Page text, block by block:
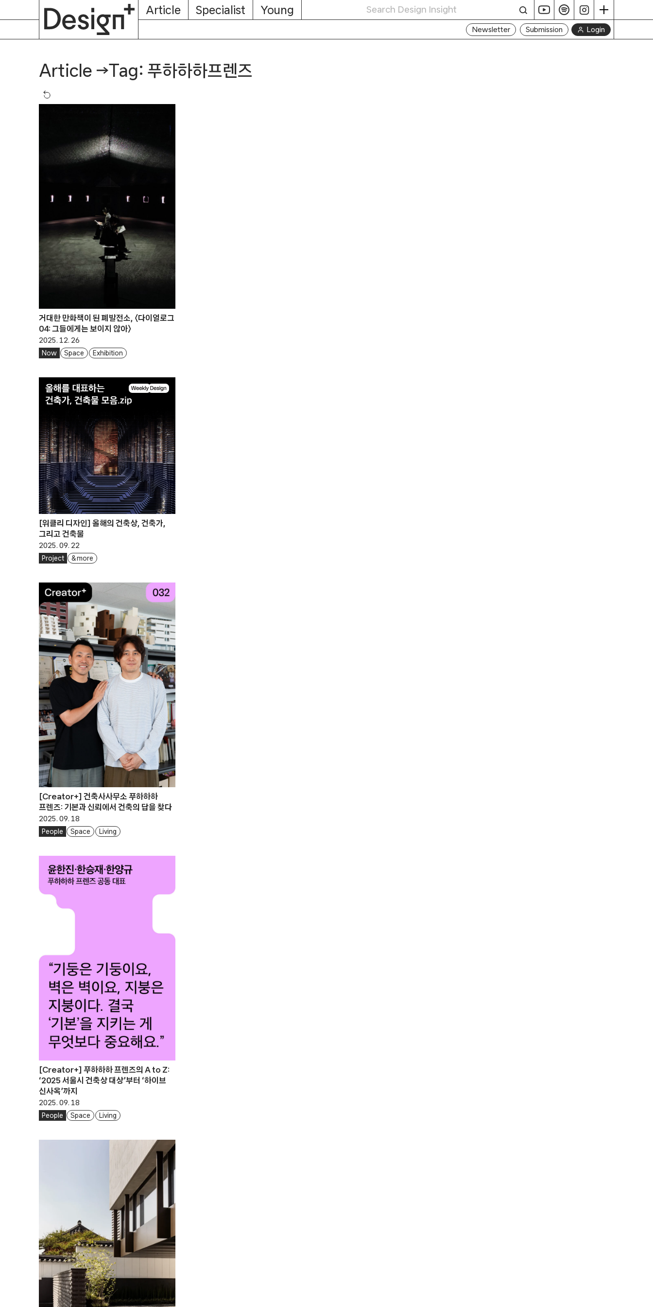
Article Specialist Young
Newsletter Submission Login
Article →Tag: 푸하하하프렌즈
거대한 만화책이 된 폐발전소, 〈다이얼로그
04: 그들에게는 보이지 않아〉
2025. 12. 26
Now Space Exhibition
[위클리 디자인] 올해의 건축상, 건축가,
그리고 건축물
2025. 09. 22
Project & more
[Creator+] 건축사사무소 푸하하하
프렌즈: 기본과 신뢰에서 건축의 답을 찾다
2025. 09. 18
People Space Living
[Creator+] 푸하하하 프렌즈의 A to Z:
‘2025 서울시 건축상 대상’부터 ‘하이브
신사옥’까지
2025. 09. 18
People Space Living
About
Subscription
Magazine